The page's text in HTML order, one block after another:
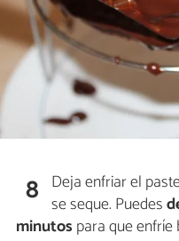
8 Deja enfriar el
se seque. Puedes
minutos para que enfríe